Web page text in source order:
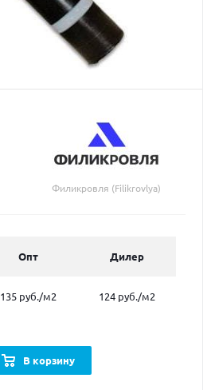
Филикровля (Filikrovlya)
Опт Дилер
135 руб./м2 124 руб./м2
В корзину